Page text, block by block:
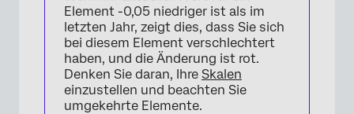
Element -0,05 niedriger ist als im
letzten Jahr, zeigt dies, dass Sie sich
bei diesem Element verschlechtert
haben, und die Änderung ist rot.
Denken Sie daran, Ihre Skalen
einzustellen und beachten Sie
umgekehrte Elemente.